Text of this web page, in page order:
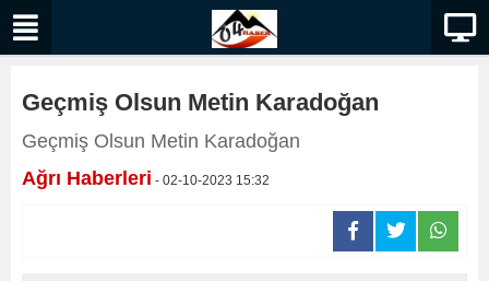
Geçmiş Olsun Metin Karadoğan
Geçmiş Olsun Metin Karadoğan
Ağrı Haberleri - 02-10-2023 15:32